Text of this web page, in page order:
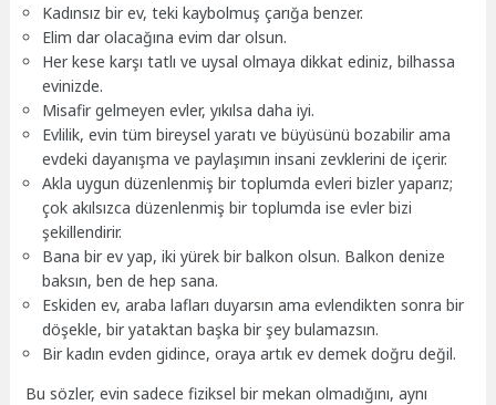
Kadınsız bir ev, teki kaybolmuş çarığa benzer.
Elim dar olacağına evim dar olsun.
Her kese karşı tatlı ve uysal olmaya dikkat ediniz, bilhassa
evinizde.
Misafir gelmeyen evler, yıkılsa daha iyi.
Evlilik, evin tüm bireysel yaratı ve büyüsünü bozabilir ama
evdeki dayanışma ve paylaşımın insani zevklerini de içerir.
Akla uygun düzenlenmiş bir toplumda evleri bizler yaparız;
çok akılsızca düzenlenmiş bir toplumda ise evler bizi
şekillendirir.
Bana bir ev yap, iki yürek bir balkon olsun. Balkon denize
baksın, ben de hep sana.
Eskiden ev, araba lafları duyarsın ama evlendikten sonra bir
döşekle, bir yataktan başka bir şey bulamazsın.
Bir kadın evden gidince, oraya artık ev demek doğru değil.
Bu sözler, evin sadece fiziksel bir mekan olmadığını, aynı